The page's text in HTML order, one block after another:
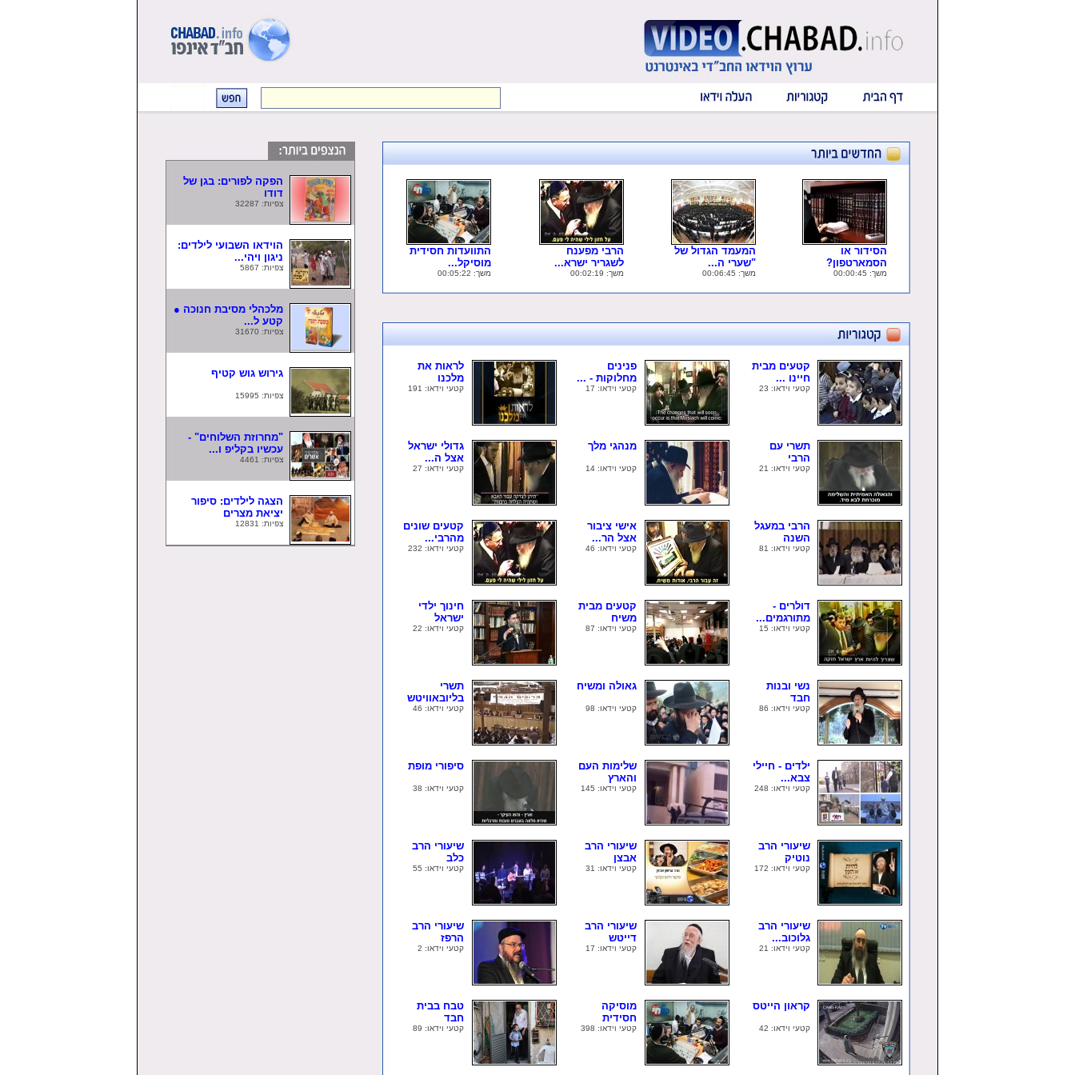
הסידור או
הסמארטפון?
משך: 00:00:45
המעמד הגדול של
"שערי ה...
משך: 00:06:45
הרבי מפענח
לשגריר ישרא...
משך: 00:02:19
התוועדות חסידית
מוסיקל...
משך: 00:05:22
קטעים מבית
חיינו ...
קטעי וידאו: 23
פנינים
מחלוקות - ...
קטעי וידאו: 17
לראות את
מלכנו
קטעי וידאו: 191
תשרי עם
הרבי
קטעי וידאו: 21
מנהגי מלך
קטעי וידאו: 14
גדולי ישראל
אצל ה...
קטעי וידאו: 27
הרבי במעגל
השנה
קטעי וידאו: 81
אישי ציבור
אצל הר...
קטעי וידאו: 46
קטעים שונים
מהרבי...
קטעי וידאו: 232
דולרים -
מתורגמים...
קטעי וידאו: 15
קטעים מבית
משיח
קטעי וידאו: 87
חינוך ילדי
ישראל
קטעי וידאו: 22
נשי ובנות
חבד
קטעי וידאו: 86
גאולה ומשיח
קטעי וידאו: 98
תשרי
בליובאוויטש
קטעי וידאו: 46
ילדים - חיילי
צבא...
קטעי וידאו: 248
שלימות העם
והארץ
קטעי וידאו: 145
סיפורי מופת
קטעי וידאו: 38
שיעורי הרב
נוטיק
קטעי וידאו: 172
שיעורי הרב
אבצן
קטעי וידאו: 31
שיעורי הרב
כלב
קטעי וידאו: 55
שיעורי הרב
גלוכוב...
קטעי וידאו: 21
שיעורי הרב
דייטש
קטעי וידאו: 17
שיעורי הרב
הרפז
קטעי וידאו: 2
קראון הייטס
קטעי וידאו: 42
מוסיקה
חסידית
קטעי וידאו: 398
טבח בבית
חבד
קטעי וידאו: 89
הפקה לפורים: בגן של
דודו
צפיות: 32287
הוידאו השבועי לילדים:
ניגון ויהי...
צפיות: 5867
מלכהלי מסיבת חנוכה ●
קטע ל...
צפיות: 31670
גירוש גוש קטיף
צפיות: 15995
"מחרוזת השלוחים" -
עכשיו בקליפ ו...
צפיות: 4461
הצגה לילדים: סיפור
יציאת מצרים
צפיות: 12831